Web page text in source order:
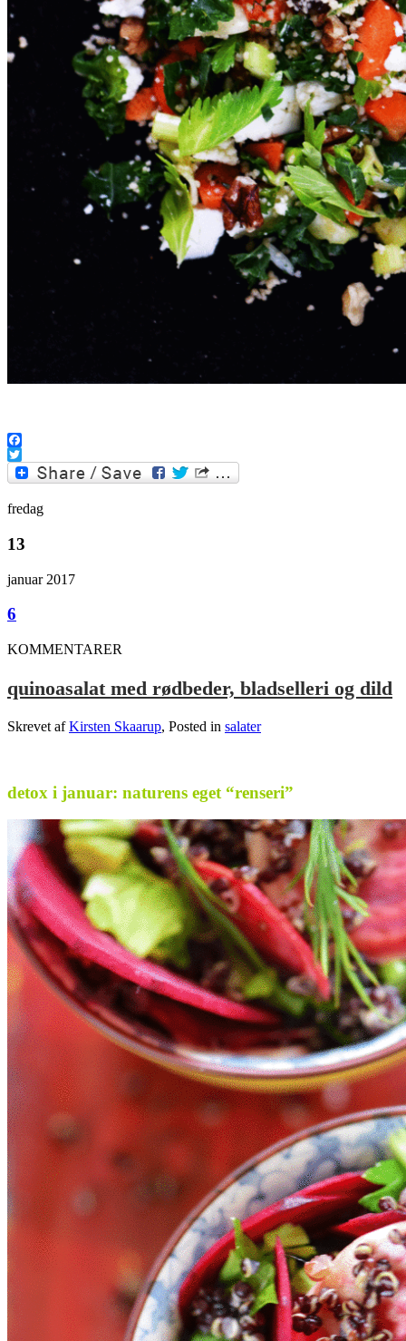
Facebook
Twitter
fredag
13
januar 2017
6
KOMMENTARER
quinoasalat med rødbeder, bladselleri og dild
Skrevet afKirsten Skaarup, Posted in salater
detox i januar: naturens eget “renseri”